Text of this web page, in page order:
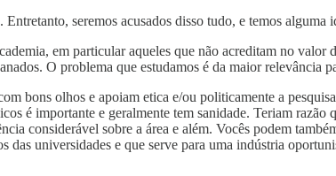
Entretanto, seremos acusados disso tudo, e temos alguma
em particular aqueles que não acreditam no
O problema que estudamos é da maior relevância
bons olhos e apoiam etica e/ou politicamente a
é importante e geralmente tem sanidade. Teriam
considerável sobre a área e além. Vocês podem
das universidades e que serve para uma indústria